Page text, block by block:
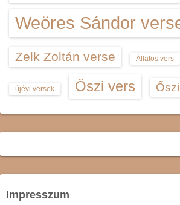
Weöres Sándor
Zelk Zoltán verse Állatos vers
újévi versek Őszi vers
Impresszum